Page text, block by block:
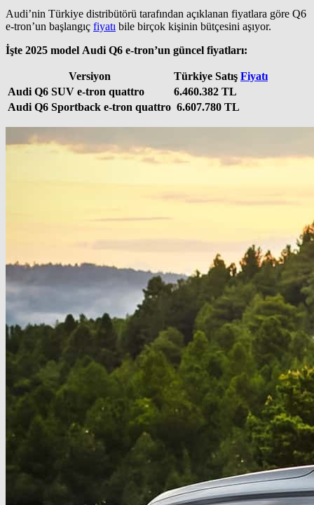
Audi’nin Türkiye distribütörü tarafından açıklanan fiyatlara göre Q6
e-tron’un başlangıç fiyatı bile birçok kişinin bütçesini aşıyor.
İşte 2025 model Audi Q6 e-tron’un güncel fiyatları:
Versiyon Türkiye Satış Fiyatı
Audi Q6 SUV e-tron quattro
6.460.382 TL
Audi Q6 Sportback e-tron quattro 6.607.780 TL